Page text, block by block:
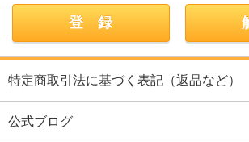
特定商取引法に基づく表記（返品など）
公式ブログ